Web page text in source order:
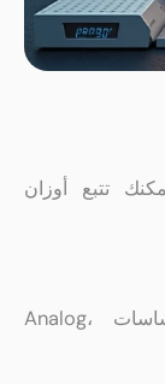
تتبع أوزان
دعم أنواع متعددة من الحساسات Analog،